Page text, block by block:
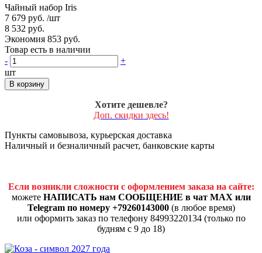
Чайный набор Iris
7 679 руб. /шт
8 532 руб.
Экономия 853 руб.
Товар есть в наличии
-
+
шт
В корзину
Хотите дешевле?
Доп. скидки здесь!
Пункты самовывоза, курьерская доставка
Наличный и безналичный расчет, банковские карты
Если возникли сложности с оформлением заказа на сайте:
можете НАПИСАТЬ нам СООБЩЕНИЕ в чат MAX или
Telegram по номеру +79260143000(в любое время)
или оформить заказ по телефону 84993220134 (только по
будням с 9 до 18)